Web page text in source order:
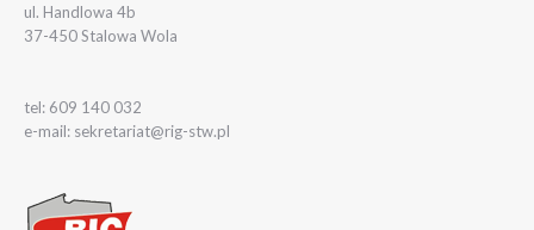
ul. Handlowa 4b
37-450 Stalowa Wola
tel: 609 140 032
e-mail: sekretariat@rig-stw.pl